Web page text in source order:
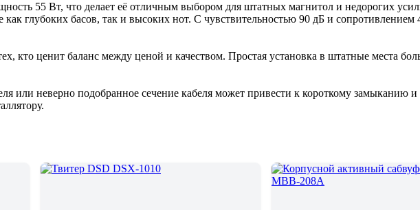
55 Вт, что делает её отличным выбором для штатных магнитол и недорогих
как глубоких басов, так и высоких нот. С чувствительностью 90 дБ и
кто ценит баланс между ценой и качеством. Простая установка в штатные места
или неверно подобранное сечение кабеля может привести к короткому